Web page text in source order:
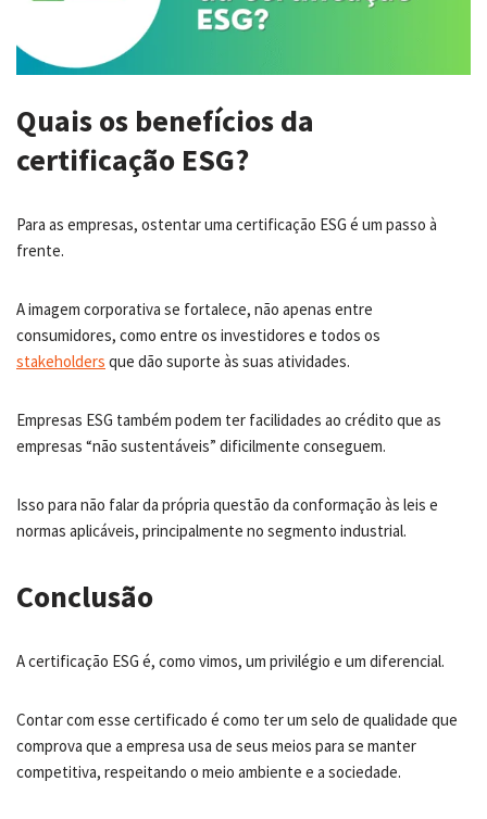
Quais os benefícios da
certificação ESG?
Para as empresas, ostentar uma certificação ESG é um passo à
frente.
A imagem corporativa se fortalece, não apenas entre
consumidores, como entre os investidores e todos os
stakeholders que dão suporte às suas atividades.
Empresas ESG também podem ter facilidades ao crédito que as
empresas “não sustentáveis” dificilmente conseguem.
Isso para não falar da própria questão da conformação às leis e
normas aplicáveis, principalmente no segmento industrial.
Conclusão
A certificação ESG é, como vimos, um privilégio e um diferencial.
Contar com esse certificado é como ter um selo de qualidade que
comprova que a empresa usa de seus meios para se manter
competitiva, respeitando o meio ambiente e a sociedade.